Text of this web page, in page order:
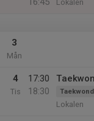
Lokalen
3
Mån
4
Tis
17:30
18:30
Lokalen